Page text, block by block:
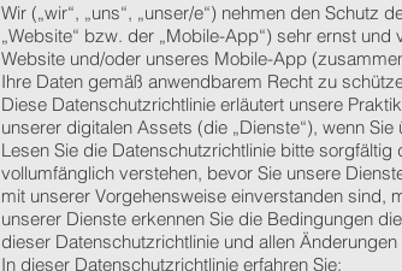
Wir („wir“, „uns“, „unser/e“) nehmen den Schutz
„Website“ bzw. der „Mobile-App“) sehr ernst
Website und/oder unseres Mobile-App
Ihre Daten gemäß anwendbarem Recht zu
Diese Datenschutzrichtlinie erläutert unsere
unserer digitalen Assets (die „Dienste“), wenn
Lesen Sie die Datenschutzrichtlinie bitte
vollumfänglich verstehen, bevor Sie unsere
mit unserer Vorgehensweise einverstanden sind,
unserer Dienste erkennen Sie die Bedingungen
dieser Datenschutzrichtlinie und allen Änderungen
In dieser Datenschutzrichtlinie erfahren Sie: